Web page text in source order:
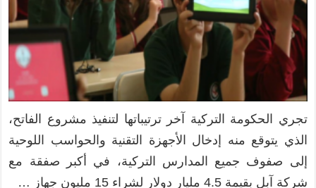
تجري الحكومة التركية آخر ترتيباتها لتنفيذ مشروع الفاتح،
الذي يتوقع منه إدخال الأجهزة التقنية والحواسب اللوحية
إلى صفوف جميع المدارس التركية، في أكبر صفقة مع
شركة آبل بقيمة 4.5 مليار دولار لشراء 15 مليون جهاز …